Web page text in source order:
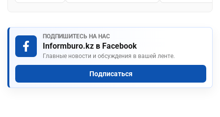
ПОДПИШИТЕСЬ НА НАС
Informburo.kz в Facebook
Главные новости и обсуждения в вашей ленте.
Подписаться